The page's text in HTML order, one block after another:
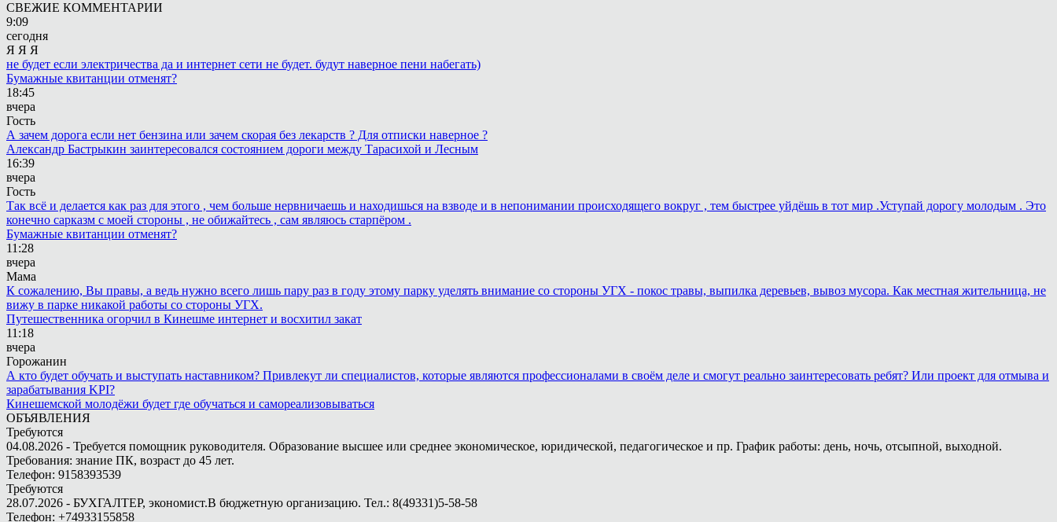
СВЕЖИЕ КОММЕНТАРИИ
9:09
сегодня
Я Я Я
не будет если электричества да и интернет сети не будет. будут наверное пени набегать)
Бумажные квитанции отменят?
18:45
вчера
Гость
А зачем дорога если нет бензина или зачем скорая без лекарств ? Для отписки наверное ?
Александр Бастрыкин заинтересовался состоянием дороги между Тарасихой и Лесным
16:39
вчера
Гость
Так всё и делается как раз для этого , чем больше нервничаешь и находишься на взводе и в непонимании происходящего вокруг , тем быстрее уйдёшь в тот мир .Уступай дорогу молодым . Это
конечно сарказм с моей стороны , не обижайтесь , сам являюсь старпёром .
Бумажные квитанции отменят?
11:28
вчера
Мама
К сожалению, Вы правы, а ведь нужно всего лишь пару раз в году этому парку уделять внимание со стороны УГХ - покос травы, выпилка деревьев, вывоз мусора. Как местная жительница, не
вижу в парке никакой работы со стороны УГХ.
Путешественника огорчил в Кинешме интернет и восхитил закат
11:18
вчера
Горожанин
А кто будет обучать и выступать наставником? Привлекут ли специалистов, которые являются профессионалами в своём деле и смогут реально заинтересовать ребят? Или проект для отмыва и
зарабатывания KPI?
Кинешемской молодёжи будет где обучаться и самореализовываться
ОБЪЯВЛЕНИЯ
Требуются
04.08.2026 - Требуется помощник руководителя. Образование высшее или среднее экономическое, юридической, педагогическое и пр. График работы: день, ночь, отсыпной, выходной.
Требования: знание ПК, возраст до 45 лет.
Телефон: 9158393539
Требуются
28.07.2026 - БУХГАЛТЕР, экономист.В бюджетную организацию. Тел.: 8(49331)5-58-58
Телефон: +74933155858